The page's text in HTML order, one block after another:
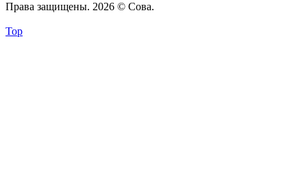
Права защищены. 2026 © Сова.
Top